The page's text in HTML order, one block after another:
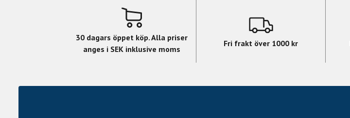
30 dagars öppet köp. Alla priser
anges i SEK inklusive moms
Fri frakt över 1000 kr